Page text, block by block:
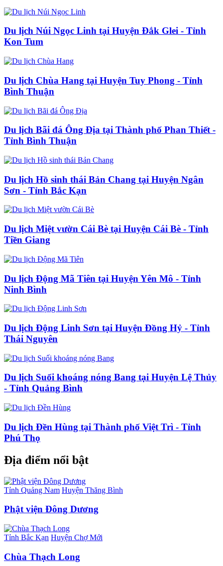
Du lịch Núi Ngọc Linh tại Huyện Đắk Glei - Tỉnh
Kon Tum
Du lịch Chùa Hang tại Huyện Tuy Phong - Tỉnh
Bình Thuận
Du lịch Bãi đá Ông Địa tại Thành phố Phan Thiết -
Tỉnh Bình Thuận
Du lịch Hồ sinh thái Bản Chang tại Huyện Ngân
Sơn - Tỉnh Bắc Kạn
Du lịch Miệt vườn Cái Bè tại Huyện Cái Bè - Tỉnh
Tiền Giang
Du lịch Động Mã Tiên tại Huyện Yên Mô - Tỉnh
Ninh Bình
Du lịch Động Linh Sơn tại Huyện Đồng Hỷ - Tỉnh
Thái Nguyên
Du lịch Suối khoáng nóng Bang tại Huyện Lệ Thủy
- Tỉnh Quảng Bình
Du lịch Đền Hùng tại Thành phố Việt Trì - Tỉnh
Phú Thọ
Địa điểm nổi bật
Tỉnh Quảng Nam Huyện Thăng Bình
Phật viện Đông Dương
Tỉnh Bắc Kạn Huyện Chợ Mới
Chùa Thạch Long